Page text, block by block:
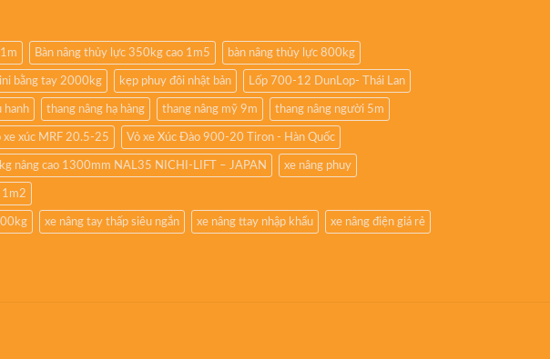
Bàn nâng thủy lực 350kg cao 1m5 bàn nâng thủy lực 800kg
bằng tay 2000kg kẹp phuy đôi nhật bản Lốp 700-12 DunLop- Thái Lan
hanh thang nâng hạ hàng thang nâng mỹ 9m thang nâng người 5m
xe xúc MRF 20.5-25 Vỏ xe Xúc Đào 900-20 Tiron - Hàn Quốc
nâng cao 1300mm NAL35 NICHI-LIFT – JAPAN xe nâng phuy
1m2
xe nâng tay thấp siêu ngắn xe nâng ttay nhập khẩu xe nâng điện giá rẻ